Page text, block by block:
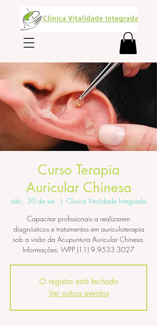
Curso Terapia
Auricular Chinesa
sáb., 30 de set.
  |
Clínica Vitalidade Integrada
Capacitar profissionais a realizarem
diagnósticos e tratamentos em auriculoterapia
sob a visão da Acupuntura Auricular Chinesa.
Informações: WPP (11) 9.9533.3027
O registro está fechado
Ver outros eventos